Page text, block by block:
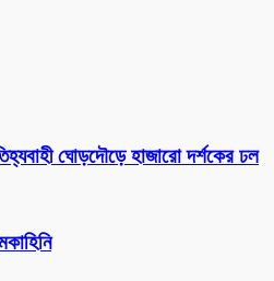
ঘোড়দৌড়ে হাজারো দর্শকের ঢল